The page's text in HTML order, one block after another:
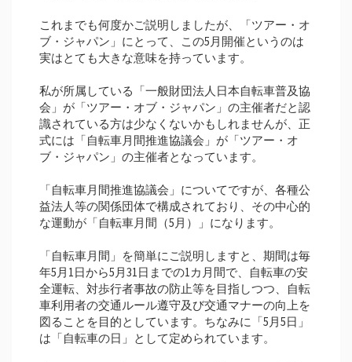
これまでも何度かご説明しましたが、「ツアー・オ
ブ・ジャパン」にとって、この5月開催というのは
実はとても大きな意味を持っています。
私が所属している「一般財団法人日本自転車普及協
会」が「ツアー・オブ・ジャパン」の主催者だと認
識されている方は少なくないかもしれませんが、正
式には「自転車月間推進協議会」が「ツアー・オ
ブ・ジャパン」の主催者となっています。
「自転車月間推進協議会」についてですが、各種公
益法人等の関係団体で構成されており、その中心的
な運動が「自転車月間（5月）」になります。
「自転車月間」を簡単にご説明しますと、期間は毎
年5月1日から5月31日までの1カ月間で、自転車の安
全運転、対歩行者事故の防止等を目指しつつ、自転
車利用者の交通ルール遵守及び交通マナーの向上を
図ることを目的としています。ちなみに「5月5日」
は「自転車の日」として定められています。